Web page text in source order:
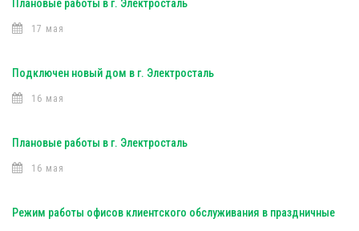
Плановые работы в г. Электросталь
17 мая
Подключен новый дом в г. Электросталь
16 мая
Плановые работы в г. Электросталь
16 мая
Режим работы офисов клиентского обслуживания в праздничные